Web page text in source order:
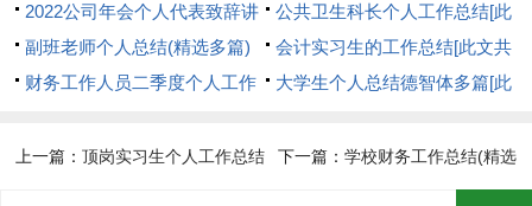
共484字]
512字]
2022公司年会个人代表致辞讲
话总结新版多篇[此文共3081字]
公共卫生科长个人工作总结[此
文共1366字]
副班老师个人总结(精选多篇)
[此文共7814字]
会计实习生的工作总结[此文共
7479字]
财务工作人员二季度个人工作
大学生个人总结德智体多篇[此
上一篇：顶岗实习生个人工作总结 下一篇： 学校财务工作总结(精选